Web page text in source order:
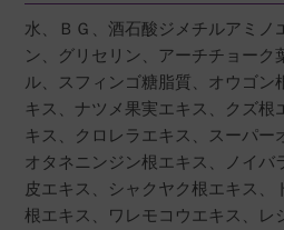
水、ＢＧ、酒石酸ジメチルアミノ
ン、グリセリン、アーチチョーク
ル、スフィンゴ糖脂質、オウゴン
キス、ナツメ果実エキス、クズ根
キス、クロレラエキス、スーパー
オタネニンジン根エキス、ノイバ
皮エキス、シャクヤク根エキス、
根エキス、ワレモコウエキス、レ